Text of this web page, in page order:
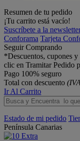
Resumen de tu pedido
¡Tu carrito está vacío!
Suscríbete a la
Conforama Tarjeta
Seguir Comprando
*Descuentos, cupones
clic en Tramitar Pedido
Pago 100% seguro
Total con descuento
Ir Al Carrito
Estado de mi pedido
Península Canarias